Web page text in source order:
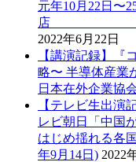
元年10月22日〜
店 基進党
2022年6月22日
【講演記録】『
略〜 半導体産業
日本在外企業協
【テレビ生出演
レビ朝日「中国
はじめ揺れる各
年9月14日) 2022